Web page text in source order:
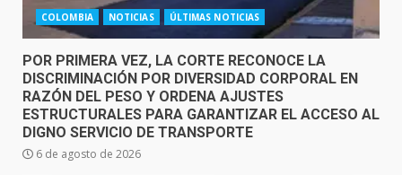
COLOMBIA NOTICIAS ÚLTIMAS NOTICIAS
POR PRIMERA VEZ, LA CORTE RECONOCE LA
DISCRIMINACIÓN POR DIVERSIDAD CORPORAL EN
RAZÓN DEL PESO Y ORDENA AJUSTES
ESTRUCTURALES PARA GARANTIZAR EL ACCESO AL
DIGNO SERVICIO DE TRANSPORTE
6 de agosto de 2026